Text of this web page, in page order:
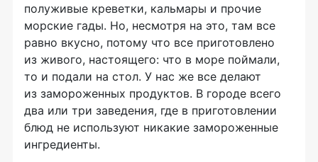
полуживые креветки, кальмары и прочие
морские гады. Но, несмотря на это, там все
равно вкусно, потому что все приготовлено
из живого, настоящего: что в море поймали,
то и подали на стол. У нас же все делают
из замороженных продуктов. В городе всего
два или три заведения, где в приготовлении
блюд не используют никакие замороженные
ингредиенты.